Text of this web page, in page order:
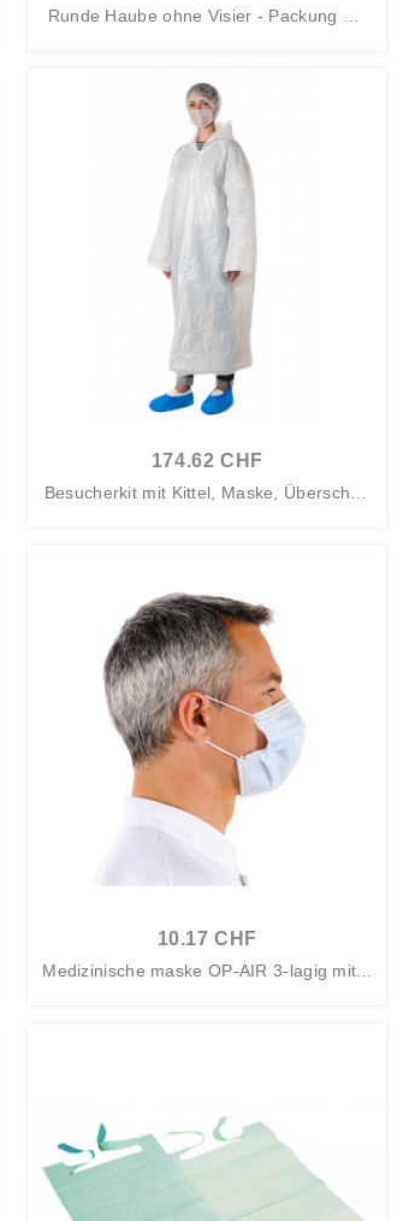
Runde Haube ohne Visier - Packung mit
174.62 CHF
Besucherkit mit Kittel, Maske, Überschuh
10.17 CHF
Medizinische maske OP-AIR 3-lagig mit...